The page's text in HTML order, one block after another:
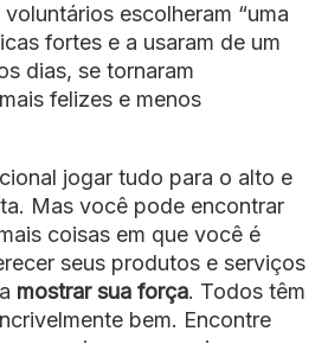
escolheram “uma
fortes e a usaram de um
dias, se tornaram
felizes e menos
jogar tudo para o alto e
Mas você pode encontrar
coisas em que você é
seus produtos e serviços
mostrar sua força. Todos têm
bem. Encontre